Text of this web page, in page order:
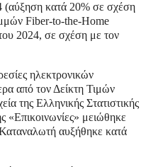
(αύξηση κατά 20% σε σχέση
Fiber-to-the-Home
2024, σε σχέση με τον
ηλεκτρονικών
από τον Δείκτη Τιμών
της Ελληνικής Στατιστικής
«Επικοινωνίες» μειώθηκε
αυξήθηκε κατά